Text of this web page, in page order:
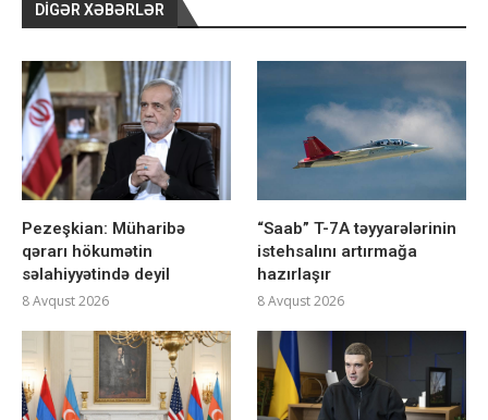
DIGƏR XƏBƏRLƏR
Pezeşkian: Müharibə
qərarı hökumətin
səlahiyyətində deyil
8 Avqust 2026
“Saab” T-7A təyyarələrinin
istehsalını artırmağa
hazırlaşır
8 Avqust 2026